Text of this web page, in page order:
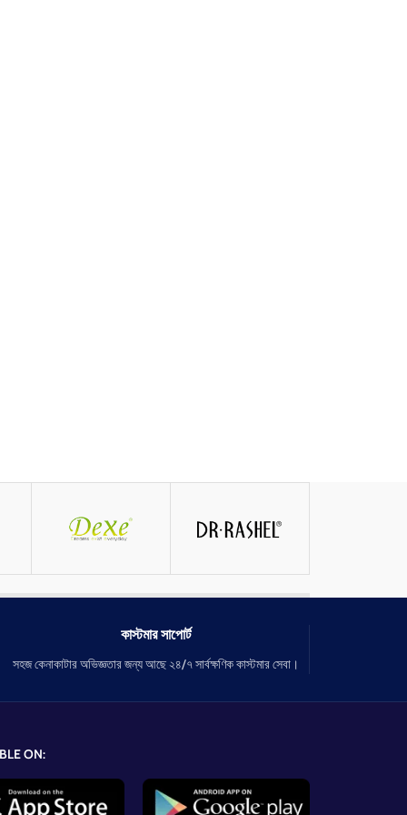
কাস্টমার সাপোর্ট
সহজ কেনাকাটার অভিজ্ঞতার জন্য আছে ২৪/৭ সার্বক্ষণিক কাস্টমার সেবা।
ON: